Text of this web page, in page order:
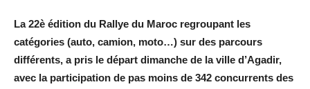
La 22è édition du Rallye du Maroc regroupant les
catégories (auto, camion, moto…) sur des parcours
différents, a pris le départ dimanche de la ville d’Agadir,
avec la participation de pas moins de 342 concurrents des